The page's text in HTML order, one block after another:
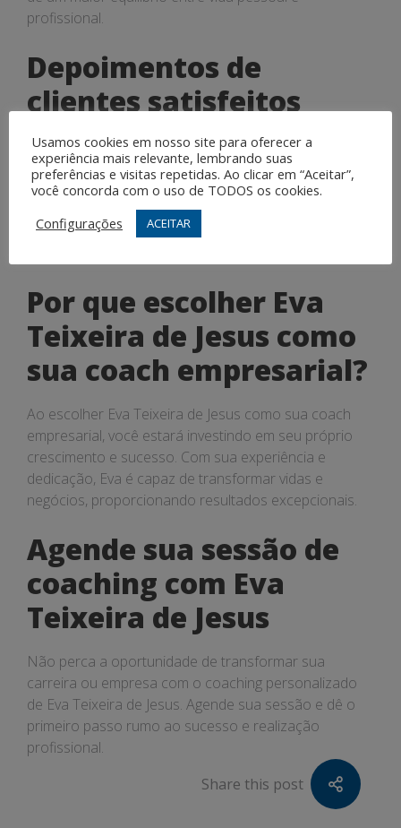
profissional.
Depoimentos de
clientes satisfeitos
Clientes que passaram pelo coaching de Eva Teixeira
de Jesus destacam sua capacidade de inspirar e
motivar, além de sua abordagem personalizada e
focada no sucesso. Os depoimentos positivos
reforçam a eficácia do trabalho de Eva como coach
Por que escolher Eva
Teixeira de Jesus como
sua coach empresarial?
Ao escolher Eva Teixeira de Jesus como sua coach
empresarial, você estará investindo em seu próprio
crescimento e sucesso. Com sua experiência e
dedicação, Eva é capaz de transformar vidas e
negócios, proporcionando resultados excepcionais.
Agende sua sessão de
coaching com Eva
Teixeira de Jesus
Não perca a oportunidade de transformar sua
carreira ou empresa com o coaching personalizado
de Eva Teixeira de Jesus. Agende sua sessão e dê o
primeiro passo rumo ao sucesso e realização
profissional.
Share this post
Usamos cookies em nosso site para oferecer a
experiência mais relevante, lembrando suas
preferências e visitas repetidas. Ao clicar em “Aceitar”,
você concorda com o uso de TODOS os cookies.
Configurações
ACEITAR